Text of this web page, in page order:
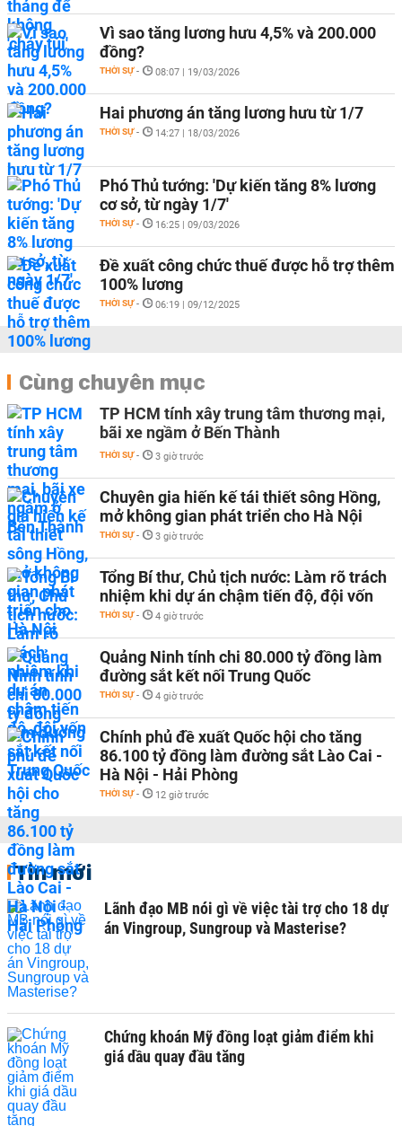
Vì sao tăng lương hưu 4,5% và 200.000
đồng?
THỜI SỰ - 08:07 | 19/03/2026
Hai phương án tăng lương hưu từ 1/7
THỜI SỰ - 14:27 | 18/03/2026
Phó Thủ tướng: 'Dự kiến tăng 8% lương
cơ sở, từ ngày 1/7'
THỜI SỰ - 16:25 | 09/03/2026
Đề xuất công chức thuế được hỗ trợ thêm
100% lương
THỜI SỰ - 06:19 | 09/12/2025
Cùng chuyên mục
TP HCM tính xây trung tâm thương mại,
bãi xe ngầm ở Bến Thành
THỜI SỰ - 3 giờ trước
Chuyên gia hiến kế tái thiết sông Hồng,
mở không gian phát triển cho Hà Nội
THỜI SỰ - 3 giờ trước
Tổng Bí thư, Chủ tịch nước: Làm rõ trách
nhiệm khi dự án chậm tiến độ, đội vốn
THỜI SỰ - 4 giờ trước
Quảng Ninh tính chi 80.000 tỷ đồng làm
đường sắt kết nối Trung Quốc
THỜI SỰ - 4 giờ trước
Chính phủ đề xuất Quốc hội cho tăng
86.100 tỷ đồng làm đường sắt Lào Cai -
Hà Nội - Hải Phòng
THỜI SỰ - 12 giờ trước
Tin mới
Lãnh đạo MB nói gì về việc tài trợ cho 18 dự
án Vingroup, Sungroup và Masterise?
Chứng khoán Mỹ đồng loạt giảm điểm khi
giá dầu quay đầu tăng